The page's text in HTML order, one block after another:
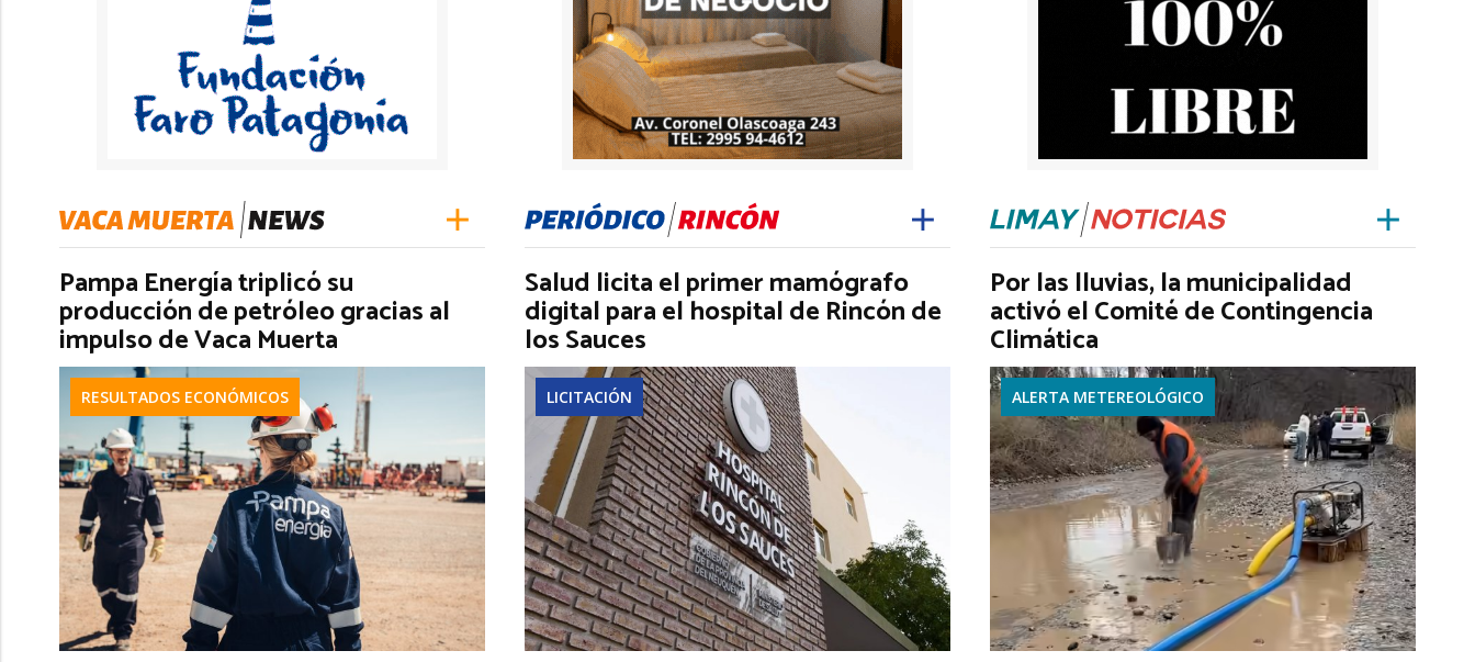
Pampa Energía triplicó su
producción de petróleo gracias al
impulso de Vaca Muerta
RESULTADOS ECONÓMICOS
Salud licita el primer mamógrafo
digital para el hospital de Rincón de
los Sauces
LICITACIÓN
Por las lluvias, la municipalidad
activó el Comité de Contingencia
Climática
ALERTA METEREOLÓGICO